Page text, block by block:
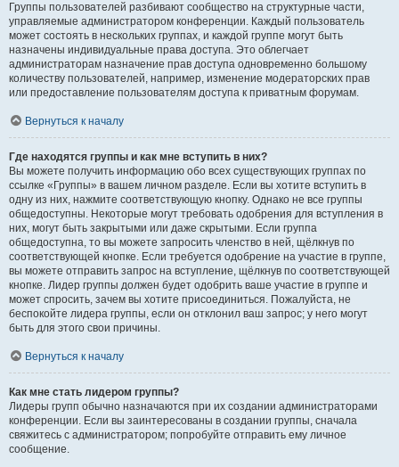
Группы пользователей разбивают сообщество на структурные части,
управляемые администратором конференции. Каждый пользователь
может состоять в нескольких группах, и каждой группе могут быть
назначены индивидуальные права доступа. Это облегчает
администраторам назначение прав доступа одновременно большому
количеству пользователей, например, изменение модераторских прав
или предоставление пользователям доступа к приватным форумам.
Вернуться к началу
Где находятся группы и как мне вступить в них?
Вы можете получить информацию обо всех существующих группах по
ссылке «Группы» в вашем личном разделе. Если вы хотите вступить в
одну из них, нажмите соответствующую кнопку. Однако не все группы
общедоступны. Некоторые могут требовать одобрения для вступления в
них, могут быть закрытыми или даже скрытыми. Если группа
общедоступна, то вы можете запросить членство в ней, щёлкнув по
соответствующей кнопке. Если требуется одобрение на участие в группе,
вы можете отправить запрос на вступление, щёлкнув по соответствующей
кнопке. Лидер группы должен будет одобрить ваше участие в группе и
может спросить, зачем вы хотите присоединиться. Пожалуйста, не
беспокойте лидера группы, если он отклонил ваш запрос; у него могут
быть для этого свои причины.
Вернуться к началу
Как мне стать лидером группы?
Лидеры групп обычно назначаются при их создании администраторами
конференции. Если вы заинтересованы в создании группы, сначала
свяжитесь с администратором; попробуйте отправить ему личное
сообщение.